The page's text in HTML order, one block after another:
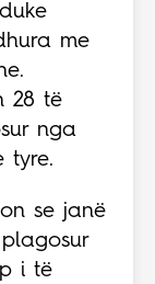
me
28 të
nga
tyre.
se janë
i të